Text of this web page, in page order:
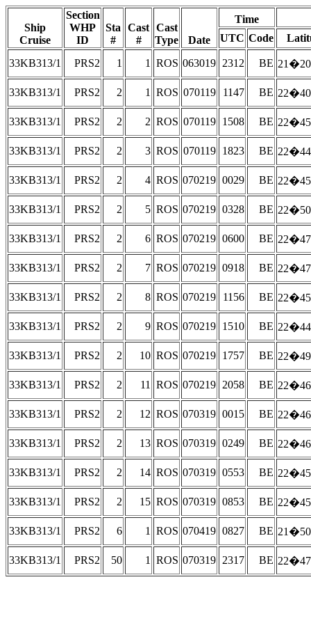
Ship
Cruise
Section
WHP
ID
Sta
#
Cast
#
Cast
Type
Date
Time
UTC Code
33KB313/1 PRS2 1 1 ROS 063019 2312 BE
33KB313/1 PRS2 2 1 ROS 070119 1147 BE
33KB313/1 PRS2 2 2 ROS 070119 1508 BE
33KB313/1 PRS2 2 3 ROS 070119 1823 BE
33KB313/1 PRS2 2 4 ROS 070219 0029 BE
33KB313/1 PRS2 2 5 ROS 070219 0328 BE
33KB313/1 PRS2 2 6 ROS 070219 0600 BE
33KB313/1 PRS2 2 7 ROS 070219 0918 BE
33KB313/1 PRS2 2 8 ROS 070219 1156 BE
33KB313/1 PRS2 2 9 ROS 070219 1510 BE
33KB313/1 PRS2 2 10 ROS 070219 1757 BE
33KB313/1 PRS2 2 11 ROS 070219 2058 BE
33KB313/1 PRS2 2 12 ROS 070319 0015 BE
33KB313/1 PRS2 2 13 ROS 070319 0249 BE
33KB313/1 PRS2 2 14 ROS 070319 0553 BE
33KB313/1 PRS2 2 15 ROS 070319 0853 BE
33KB313/1 PRS2 6 1 ROS 070419 0827 BE
33KB313/1 PRS2 50 1 ROS 070319 2317 BE